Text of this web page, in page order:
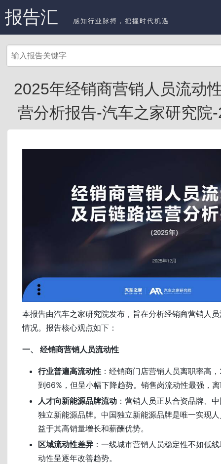
报告汇 感知行业脉搏，把握时代机遇
2025年经销商营销人员流动
营分析报告-汽车之家研究院
本报告由汽车之家研究院发布，旨在分析经销商营销人
情况。报告核心观点如下：
一、 经销商营销人员流动性
行业普遍高流动性 ：经销商门店营销人员离职率高
到66%，但呈小幅下降趋势。销售岗流动性最强，
人才向新能源品牌流动 ：营销人员正从合资品牌、
独立新能源品牌。中国独立新能源品牌是唯一实现
益于其高销量增长和薪酬优势。
区域流动性差异 ：一线城市营销人员稳定性不如低
动性呈逐年改善趋势。